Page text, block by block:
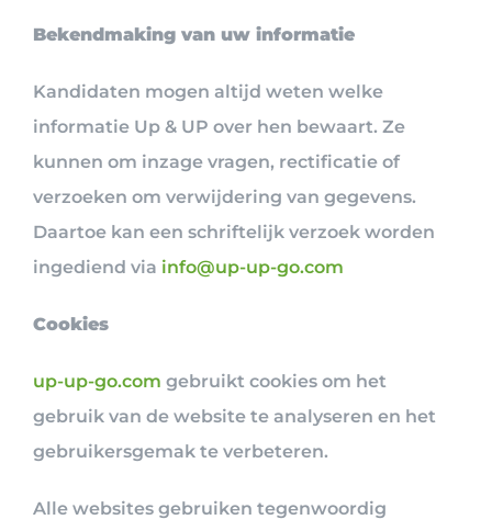
Bekendmaking van uw informatie
Kandidaten mogen altijd weten welke
informatie Up & UP over hen bewaart. Ze
kunnen om inzage vragen, rectificatie of
verzoeken om verwijdering van gegevens.
Daartoe kan een schriftelijk verzoek worden
ingediend via info@up-up-go.com
Cookies
up-up-go.com gebruikt cookies om het
gebruik van de website te analyseren en het
gebruikersgemak te verbeteren.
Alle websites gebruiken tegenwoordig